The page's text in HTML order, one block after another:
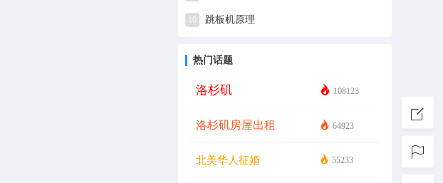
跳板机原理
热门话题
洛杉矶 108123
洛杉矶房屋出租 64923
北美华人征婚 55233